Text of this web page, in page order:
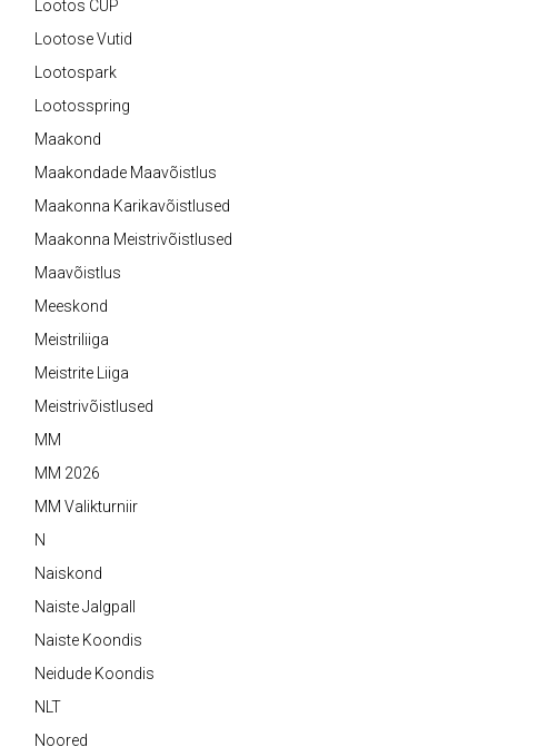
Lootos CUP
Lootose Vutid
Lootospark
Lootosspring
Maakond
Maakondade Maavõistlus
Maakonna Karikavõistlused
Maakonna Meistrivõistlused
Maavõistlus
Meeskond
Meistriliiga
Meistrite Liiga
Meistrivõistlused
MM
MM 2026
MM Valikturniir
N
Naiskond
Naiste Jalgpall
Naiste Koondis
Neidude Koondis
NLT
Noored